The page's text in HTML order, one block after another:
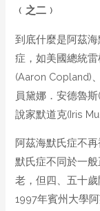
﹙ 之二 ﹚
到底什麼是阿茲
症，如美國總統
(Aaron Copland)
員黛娜．安德魯
說家默道克(Iris
阿茲海默氏症不
默氏症不同於一
老，但四、五十
1997年賓州大學